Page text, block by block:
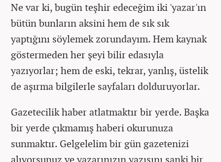
Ne var ki, bugün teşhir edeceğim iki 'yazar'ın
bütün bunların aksini hem de sık sık
yaptığını söylemek zorundayım. Hem kaynak
göstermeden her şeyi bilir edasıyla
yazıyorlar; hem de eski, tekrar, yanlış, üstelik
de aşırma bilgilerle sayfaları dolduruyorlar.
Gazetecilik haber atlatmaktır bir yerde. Başka
bir yerde çıkmamış haberi okurunuza
sunmaktır. Gelgelelim bir gün gazetenizi